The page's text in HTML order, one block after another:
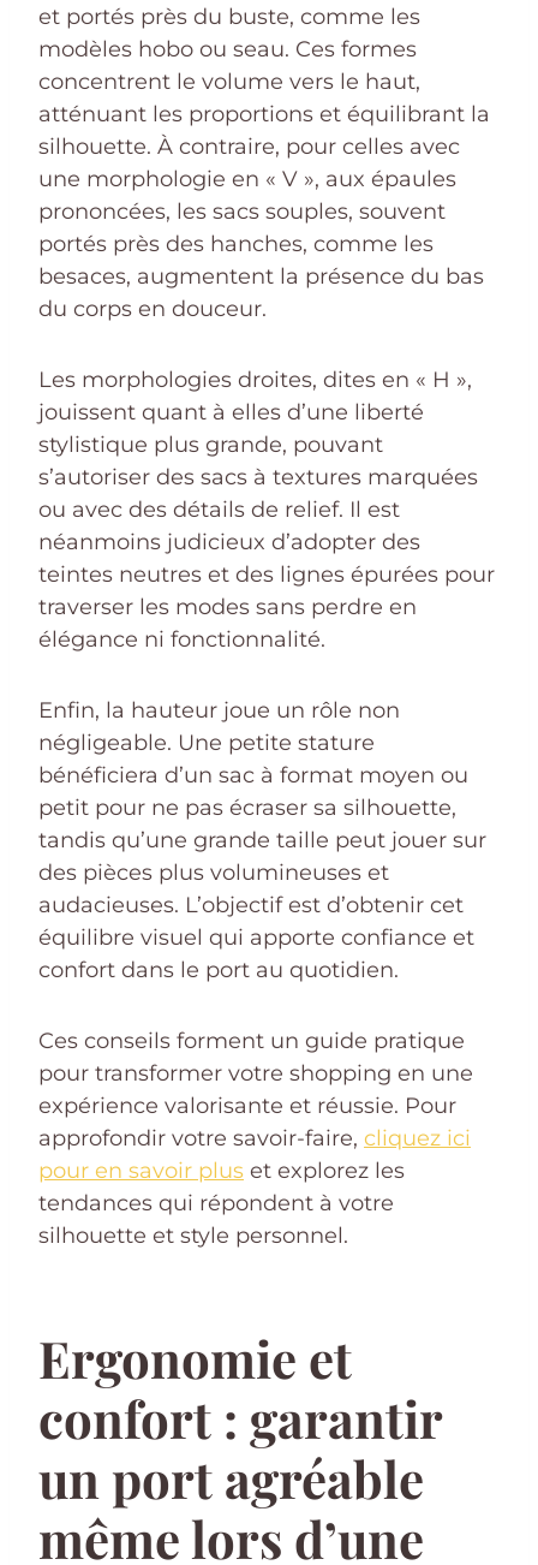
et portés près du buste, comme les
modèles hobo ou seau. Ces formes
concentrent le volume vers le haut,
atténuant les proportions et équilibrant la
silhouette. À contraire, pour celles avec
une morphologie en « V », aux épaules
prononcées, les sacs souples, souvent
portés près des hanches, comme les
besaces, augmentent la présence du bas
du corps en douceur.
Les morphologies droites, dites en « H »,
jouissent quant à elles d’une liberté
stylistique plus grande, pouvant
s’autoriser des sacs à textures marquées
ou avec des détails de relief. Il est
néanmoins judicieux d’adopter des
teintes neutres et des lignes épurées pour
traverser les modes sans perdre en
élégance ni fonctionnalité.
Enfin, la hauteur joue un rôle non
négligeable. Une petite stature
bénéficiera d’un sac à format moyen ou
petit pour ne pas écraser sa silhouette,
tandis qu’une grande taille peut jouer sur
des pièces plus volumineuses et
audacieuses. L’objectif est d’obtenir cet
équilibre visuel qui apporte confiance et
confort dans le port au quotidien.
Ces conseils forment un guide pratique
pour transformer votre shopping en une
expérience valorisante et réussie. Pour
approfondir votre savoir-faire, cliquez ici
pour en savoir plus et explorez les
tendances qui répondent à votre
silhouette et style personnel.
Ergonomie et
confort : garantir
un port agréable
même lors d’une